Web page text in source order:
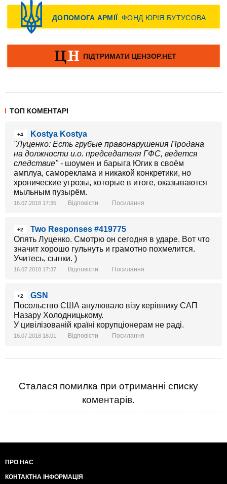
ТОП КОМЕНТАРІ
+4
Kostya Kostya
"Луценко: Есть грубые правонарушения Продана
на должности и.о. председателя ГФС, ведется
следствие" - шоумен и барыга Югик в своём
амплуа, самореклама и никакой конкретики, но
хронические угрозы, которые в итоге, оказываются
мыльным пузырём.
16.07.2018 17:35 Відповісти Посилання
+2
Two Responses #419775
Опять Луценко. Смотрю он сегодня в ударе. Вот что
значит хорошо гульнуть и грамотно похмелится.
Учитесь, сынки. )
16.07.2018 17:37 Відповісти Посилання
+2
GSN
Посольство США анулювало візу керівнику САП
Назару Холодницькому.
У цивілізованій країні корупціонерам не раді.
16.07.2018 18:01 Відповісти Посилання
Сталася помилка при отриманні списку
коментарів.
ПРО НАС
КОНТАКТНА ІНФОРМАЦІЯ